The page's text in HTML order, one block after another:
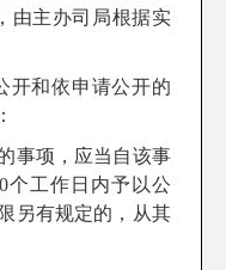
由主办司局根据实
开和依申请公开的
项，应当自该事
个工作日内予以公
另有规定的，从其